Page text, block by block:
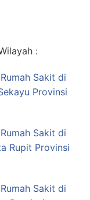
:
Sakit di
Provinsi
Sakit di
Rupit Provinsi
Sakit di